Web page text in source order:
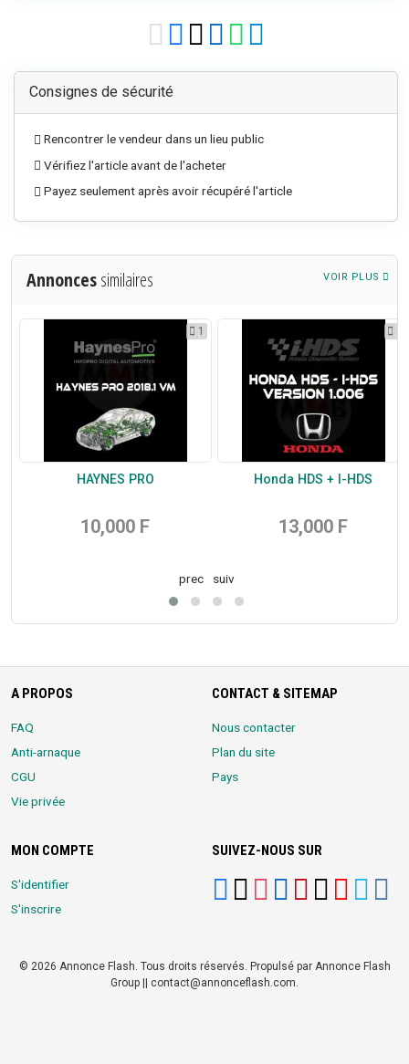
Consignes de sécurité
Rencontrer le vendeur dans un lieu public
Vérifiez l'article avant de l'acheter
Payez seulement après avoir récupéré l'article
Annoncessimilaires VOIR PLUS
1
HAYNES PRO
10,000 F
Honda HDS + I-HDS
13,000 F
prec suiv
A PROPOS
FAQ
Anti-arnaque
CGU
Vie privée
CONTACT & SITEMAP
Nous contacter
Plan du site
Pays
MON COMPTE
S'identifier
S'inscrire
SUIVEZ-NOUS SUR
© 2026 Annonce Flash. Tous droits réservés. Propulsé par Annonce Flash
Group || contact@annonceflash.com.